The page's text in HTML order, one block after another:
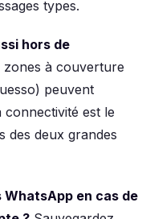
types.
hors de
zones à couverture
peuvent
connectivité est le
des deux grandes
en cas de